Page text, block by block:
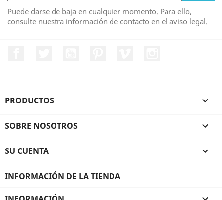
Puede darse de baja en cualquier momento. Para ello,
consulte nuestra información de contacto en el aviso legal.
PRODUCTOS 
SOBRE NOSOTROS 
SU CUENTA 
INFORMACIÓN DE LA TIENDA